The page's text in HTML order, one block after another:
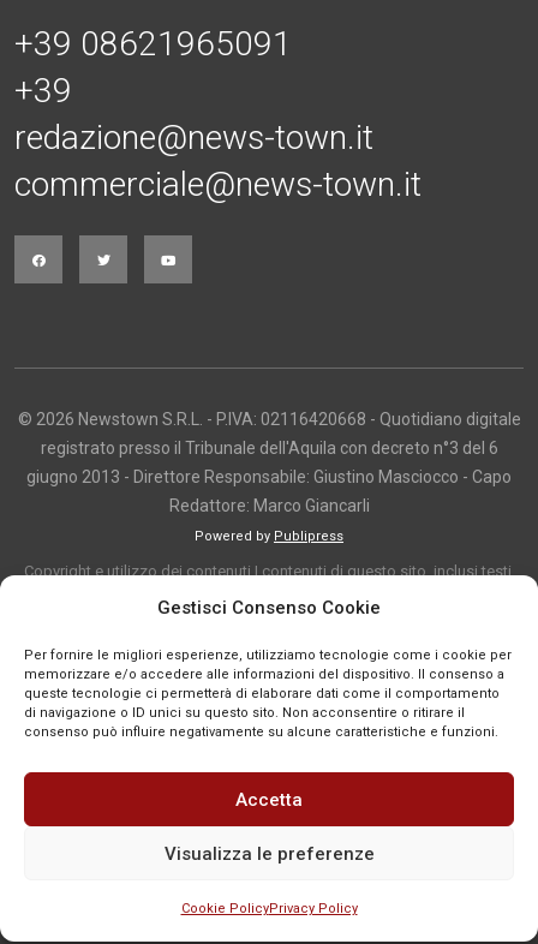
Gestisci Consenso Cookie
Per fornire le migliori esperienze, utilizziamo tecnologie come i cookie per
memorizzare e/o accedere alle informazioni del dispositivo. Il consenso a
queste tecnologie ci permetterà di elaborare dati come il comportamento
di navigazione o ID unici su questo sito. Non acconsentire o ritirare il
consenso può influire negativamente su alcune caratteristiche e funzioni.
Accetta
Visualizza le preferenze
Cookie PolicyPrivacy Policy
+39 08621965091
+39
redazione@news-town.it
commerciale@news-town.it
© 2026 Newstown S.R.L. - P.IVA: 02116420668 - Quotidiano digitale
registrato presso il Tribunale dell'Aquila con decreto n°3 del 6
giugno 2013 - Direttore Responsabile: Giustino Masciocco - Capo
Redattore: Marco Giancarli
Powered by Publipress
Copyright e utilizzo dei contenuti I contenuti di questo sito, inclusi testi,
articoli, immagini, fotografie, video e grafica, sono protetti da copyright e
indicazione. La riproduzione totale o parziale dei contenuti è consentita
solo previa autorizzazione o citando chiaramente la fonte, con link diretto
alla pagina originale, quando previsto. I contenuti provenienti da terze
parti sono pubblicati a fini informativi e restano di proprietà dei legittimi
titolari dei diritti. Se un contenuto viola diritti d’autore o norme vigenti, è
possibile segnalarlo per la verifica e l’eventuale rimozione tramite
comunicazione mail all'indirizzo redazione@news-town.it